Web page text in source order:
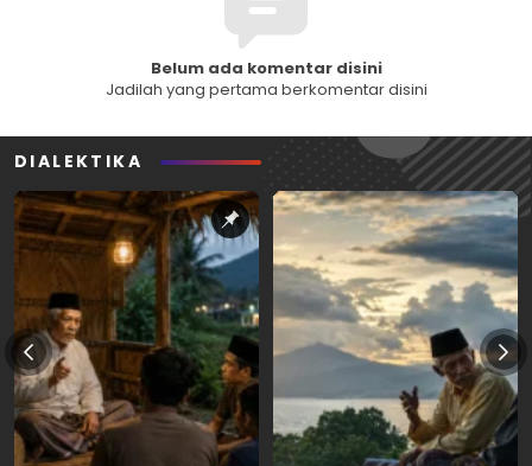
Belum ada komentar disini
Jadilah yang pertama berkomentar disini
DIALEKTIKA